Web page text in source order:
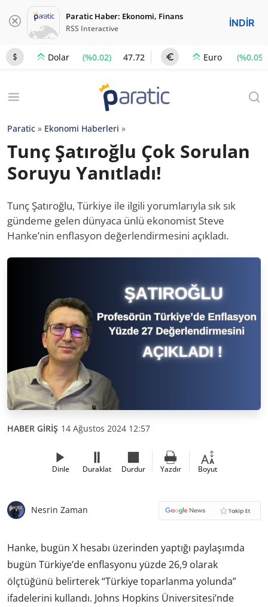
Paratic Haber: Ekonomi, Finans
RSS Interactive İNDİR
Dolar (%0.02) 47.72 Euro (%0.05)
Paratic » Ekonomi Haberleri »
Tunç Şatıroğlu Çok Sorulan
Soruyu Yanıtladı!
Tunç Şatıroğlu, Türkiye ile ilgili yorumlarıyla sık sık
gündeme gelen dünyaca ünlü ekonomist Steve
Hanke’nin enflasyon değerlendirmesini açıkladı.
HABER GİRİŞ 14 Ağustos 2024 12:57
Dinle Duraklat Durdur Yazdır Boyut
Nesrin Zaman
Hanke, bugün X hesabı üzerinden yaptığı paylaşımda
bugün Türkiye’de enflasyonu yüzde 26,9 olarak
ölçtüğünü belirterek “Türkiye toparlanma yolunda”
ifadelerini kullandı. Johns Hopkins Üniversitesi’nde